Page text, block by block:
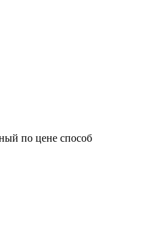
по цене способ